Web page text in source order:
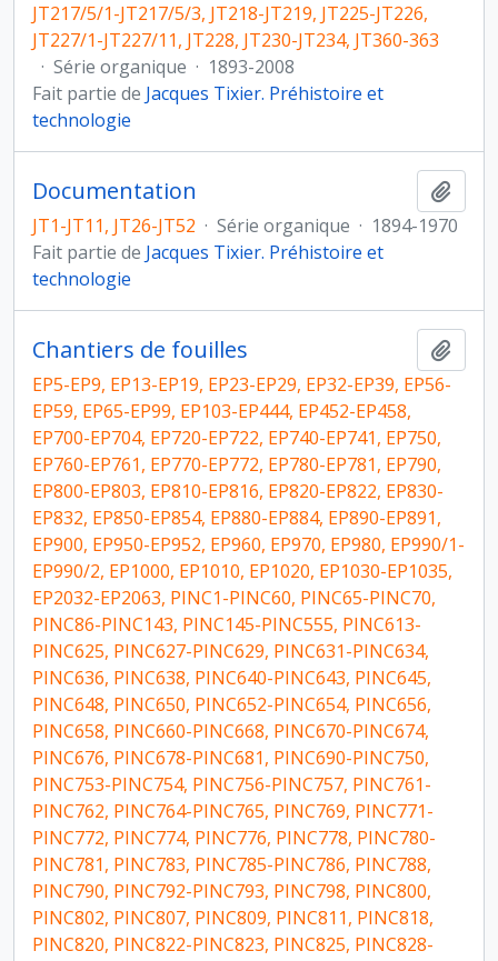
JT217/5/1-JT217/5/3, JT218-JT219, JT225-JT226,
JT227/1-JT227/11, JT228, JT230-JT234, JT360-363
· Série organique · 1893-2008
Fait partie de Jacques Tixier. Préhistoire et
technologie
Documentation
JT1-JT11, JT26-JT52 · Série organique · 1894-1970
Fait partie de Jacques Tixier. Préhistoire et
technologie
Chantiers de fouilles
EP5-EP9, EP13-EP19, EP23-EP29, EP32-EP39, EP56-
EP59, EP65-EP99, EP103-EP444, EP452-EP458,
EP700-EP704, EP720-EP722, EP740-EP741, EP750,
EP760-EP761, EP770-EP772, EP780-EP781, EP790,
EP800-EP803, EP810-EP816, EP820-EP822, EP830-
EP832, EP850-EP854, EP880-EP884, EP890-EP891,
EP900, EP950-EP952, EP960, EP970, EP980, EP990/1-
EP990/2, EP1000, EP1010, EP1020, EP1030-EP1035,
EP2032-EP2063, PINC1-PINC60, PINC65-PINC70,
PINC86-PINC143, PINC145-PINC555, PINC613-
PINC625, PINC627-PINC629, PINC631-PINC634,
PINC636, PINC638, PINC640-PINC643, PINC645,
PINC648, PINC650, PINC652-PINC654, PINC656,
PINC658, PINC660-PINC668, PINC670-PINC674,
PINC676, PINC678-PINC681, PINC690-PINC750,
PINC753-PINC754, PINC756-PINC757, PINC761-
PINC762, PINC764-PINC765, PINC769, PINC771-
PINC772, PINC774, PINC776, PINC778, PINC780-
PINC781, PINC783, PINC785-PINC786, PINC788,
PINC790, PINC792-PINC793, PINC798, PINC800,
PINC802, PINC807, PINC809, PINC811, PINC818,
PINC820, PINC822-PINC823, PINC825, PINC828-